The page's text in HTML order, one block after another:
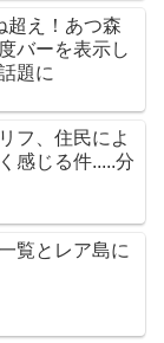
超え！あつ森
バーを表示し
題に
フ、住民によ
感じる件.....分
覧とレア島に